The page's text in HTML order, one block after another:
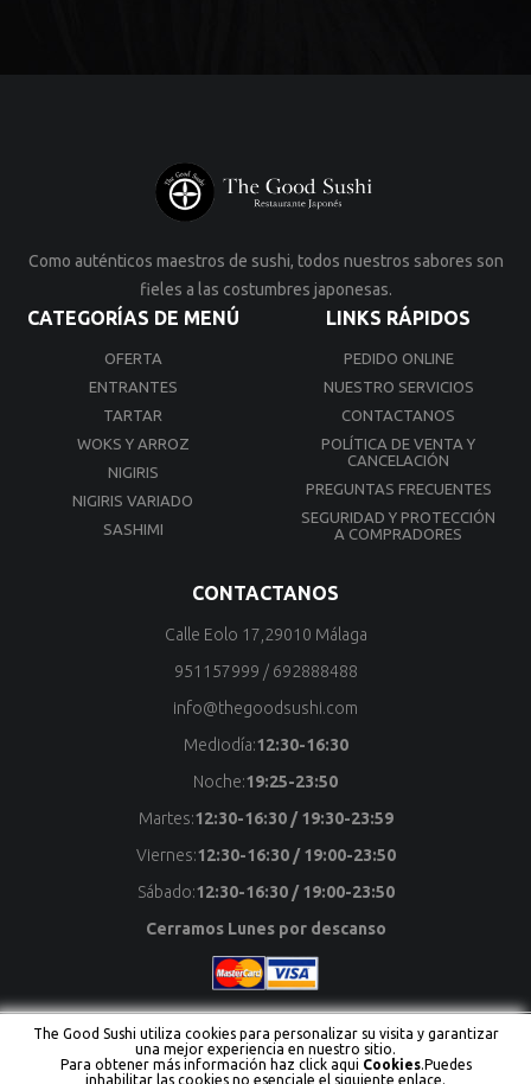
Como auténticos maestros de sushi, todos nuestros sabores son
fieles a las costumbres japonesas.
CATEGORÍAS DE MENÚ
OFERTA
ENTRANTES
TARTAR
WOKS Y ARROZ
NIGIRIS
NIGIRIS VARIADO
SASHIMI
LINKS RÁPIDOS
PEDIDO ONLINE
NUESTRO SERVICIOS
CONTACTANOS
POLÍTICA DE VENTA Y
CANCELACIÓN
PREGUNTAS FRECUENTES
SEGURIDAD Y PROTECCIÓN
A COMPRADORES
CONTACTANOS
Calle Eolo 17,29010 Málaga
951157999 / 692888488
info@thegoodsushi.com
Mediodía:12:30-16:30
Noche:19:25-23:50
Martes:12:30-16:30 / 19:30-23:59
Viernes:12:30-16:30 / 19:00-23:50
Sábado:12:30-16:30 / 19:00-23:50
Cerramos Lunes por descanso
Copyright © The Good Sushi Todos los derechos reservados
The Good Sushi utiliza cookies para personalizar su visita y garantizar
una mejor experiencia en nuestro sitio.
Para obtener más información haz click aqui Cookies.Puedes
inhabilitar las cookies no esenciale el siguiente enlace.